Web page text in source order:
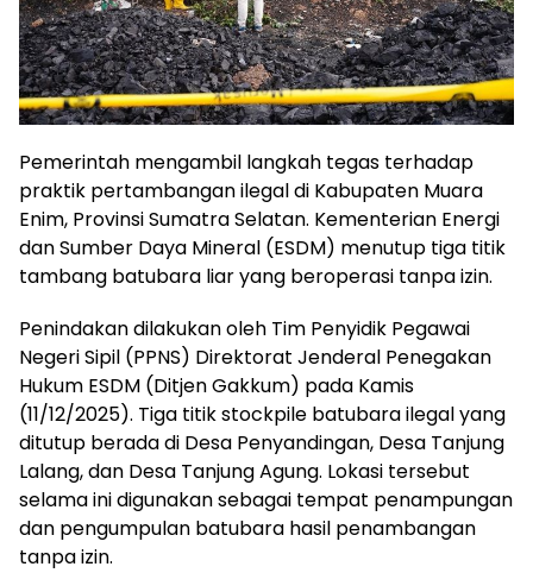
Pemerintah mengambil langkah tegas terhadap
praktik pertambangan ilegal di Kabupaten Muara
Enim, Provinsi Sumatra Selatan. Kementerian Energi
dan Sumber Daya Mineral (ESDM) menutup tiga titik
tambang batubara liar yang beroperasi tanpa izin.
Penindakan dilakukan oleh Tim Penyidik Pegawai
Negeri Sipil (PPNS) Direktorat Jenderal Penegakan
Hukum ESDM (Ditjen Gakkum) pada Kamis
(11/12/2025). Tiga titik stockpile batubara ilegal yang
ditutup berada di Desa Penyandingan, Desa Tanjung
Lalang, dan Desa Tanjung Agung. Lokasi tersebut
selama ini digunakan sebagai tempat penampungan
dan pengumpulan batubara hasil penambangan
tanpa izin.